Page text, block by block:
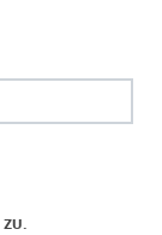
zu.